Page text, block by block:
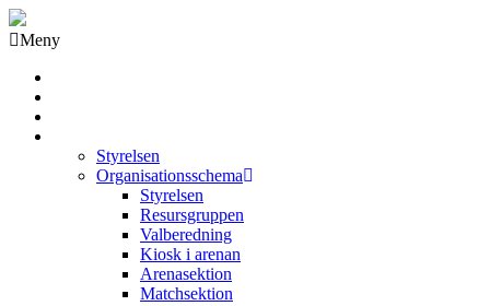
Meny
Styrelsen
Organisationsschema
Styrelsen
Resursgruppen
Valberedning
Kiosk i arenan
Arenasektion
Matchsektion